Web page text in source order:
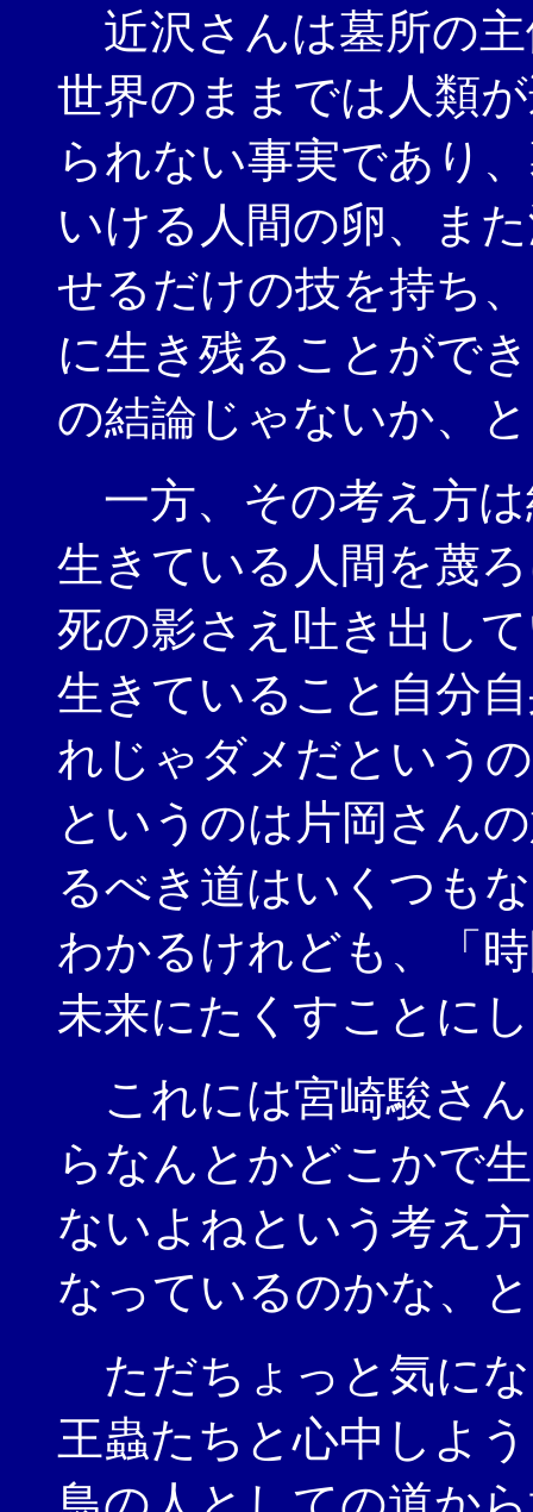
近沢さんは墓所の
世界のままでは人類
られない事実であり
いける人間の卵、ま
せるだけの技を持ち
に生き残ることがで
の結論じゃないか、
一方、その考え方
生きている人間を蔑
死の影さえ吐き出し
生きていること自分
れじゃダメだという
というのは片岡さん
るべき道はいくつも
わかるけれども、「
未来にたくすことに
これには宮崎駿さ
らなんとかどこかで
ないよねという考え
なっているのかな、
ただちょっと気に
王蟲たちと心中しよ